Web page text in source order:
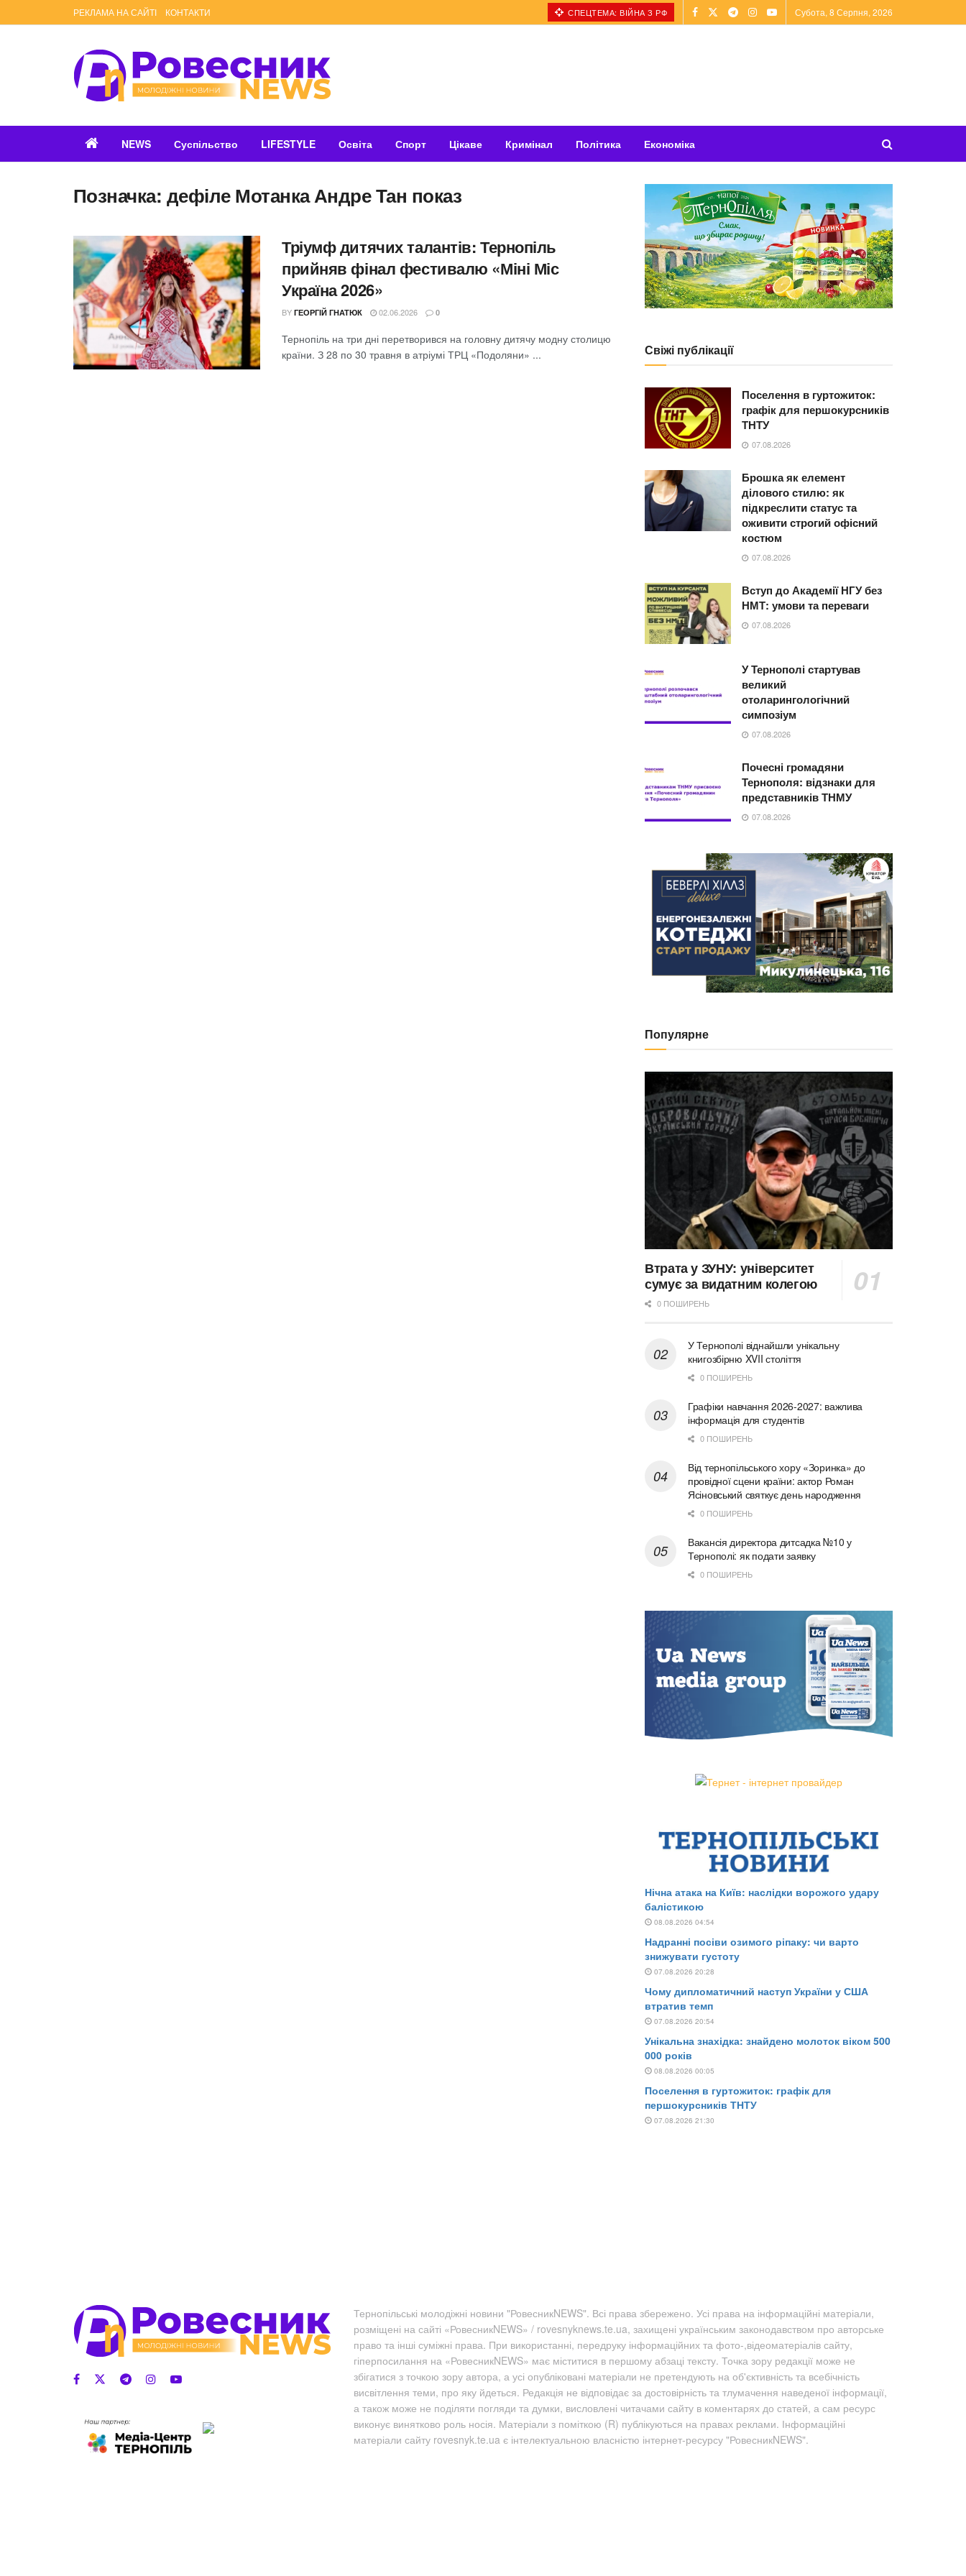
РЕКЛАМА НА САЙТІ КОНТАКТИ СПЕЦТЕМА: ВІЙНА З РФ Субота, 8 Серпня, 2026
NEWS Суспільство LIFESTYLE Освіта Спорт Цікаве Кримінал Політика Економіка
Позначка: дефіле Мотанка Андре Тан показ
Тріумф дитячих талантів: Тернопіль
прийняв фінал фестивалю «Міні Міс
Україна 2026»
BY ГЕОРГІЙ ГНАТЮК 02.06.2026 0
Тернопіль на три дні перетворився на головну дитячу модну столицю
країни. З 28 по 30 травня в атріумі ТРЦ «Подоляни» ...
Свіжі публікації
Поселення в гуртожиток:
графік для першокурсників
ТНТУ
07.08.2026
Брошка як елемент
ділового стилю: як
підкреслити статус та
оживити строгий офісний
костюм
07.08.2026
Вступ до Академії НГУ без
НМТ: умови та переваги
07.08.2026
У Тернополі стартував
великий
отоларингологічний
симпозіум
07.08.2026
Почесні громадяни
Тернополя: відзнаки для
представників ТНМУ
07.08.2026
Популярне
Втрата у ЗУНУ: університет
сумує за видатним колегою
0 ПОШИРЕНЬ
У Тернополі віднайшли унікальну
книгозбірню XVII століття
0 ПОШИРЕНЬ
Графіки навчання 2026-2027: важлива
інформація для студентів
0 ПОШИРЕНЬ
Від тернопільського хору «Зоринка» до
провідної сцени країни: актор Роман
Ясіновський святкує день народження
0 ПОШИРЕНЬ
Вакансія директора дитсадка №10 у
Тернополі: як подати заявку
0 ПОШИРЕНЬ
Тернопільські молодіжні новини "РовесникNEWS". Всі права збережено. Усі права на інформаційні матеріали,
розміщені на сайті «РовесникNEWS» / rovesnyknews.te.ua, захищені українським законодавством про авторське
право та інші суміжні права. При використанні, передруку інформаційних та фото-,відеоматеріалів сайту,
гіперпосилання на «РовесникNEWS» має міститися в першому абзаці тексту. Точка зору редакції може не
збігатися з точкою зору автора, а усі опубліковані матеріали не претендують на об'єктивність та всебічність
висвітлення теми, про яку йдеться. Редакція не відповідає за достовірність та тлумачення наведеної інформації,
а також може не поділяти погляди та думки, висловлені читачами сайту в коментарях до статей, а сам ресурс
виконує винятково роль носія. Матеріали з поміткою (R) публікуються на правах реклами. Інформаційні
матеріали сайту rovesnyk.te.ua є інтелектуальною власністю інтернет-ресурсу "РовесникNEWS".